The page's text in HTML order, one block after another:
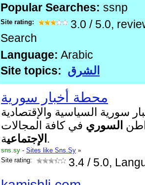
Popular Searches: ssnp
Site rating: 3.0 / 5.0,
Search
Language: Arabic
Site topics: الشرق
محطة أخبار سورية
سورية السياسية والإقتصادية
السوري في كافة المجالات
الإجتماعي ة.
sns.sy - Sites like Sns.Sy »
Site rating:
3.4 / 5.0,